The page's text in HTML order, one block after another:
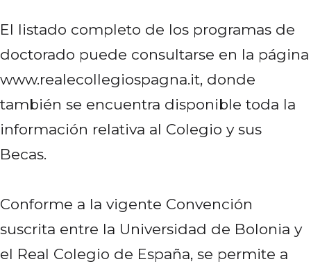
El listado completo de los programas de
doctorado puede consultarse en la página
www.realecollegiospagna.it, donde
también se encuentra disponible toda la
información relativa al Colegio y sus
Becas.
Conforme a la vigente Convención
suscrita entre la Universidad de Bolonia y
el Real Colegio de España, se permite a